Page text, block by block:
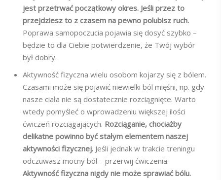
jest przetrwać początkowy okres. Jeśli przez to
przejdziesz to z czasem na pewno polubisz ruch.
Poprawa samopoczucia pojawia się dosyć szybko –
będzie to dla Ciebie potwierdzenie, że Twój wybór
był dobry.
Aktywność fizyczna wielu osobom kojarzy się z bólem.
Czasami może się pojawić niewielki ból mięśni, np. gdy
nasze ciała nie są dostatecznie rozciągnięte. Warto
wtedy pomyśleć o wprowadzeniu większej ilości
ćwiczeń rozciągających. Rozciąganie, chociażby
delikatne powinno być stałym elementem naszej
aktywności fizycznej. Jeśli jednak w trakcie treningu
odczuwasz mocny ból – przerwij ćwiczenia.
Aktywność fizyczna nigdy nie może sprawiać bólu.